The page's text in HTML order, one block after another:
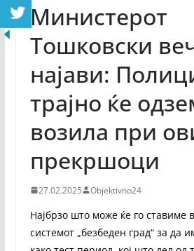
Министерот
Тошковски
најави:
трајно ќе
возила при
прекршоци
27.02.2025 Objektivno24
Најбрзо што може ќе го ставиме
системот „безбеден град“ за да